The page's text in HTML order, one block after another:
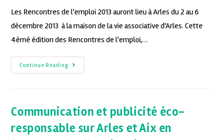
Les Rencontres de l'emploi 2013 auront lieu à Arles du 2 au 6
décembre 2013 à la maison de la vie associative d'Arles. Cette
4émé édition des Rencontres de l'emploi,…
Continue Reading
Communication et publicité éco-
responsable sur Arles et Aix en